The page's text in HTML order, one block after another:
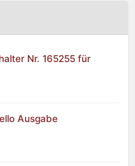
Nr. 165255 für
Ausgabe